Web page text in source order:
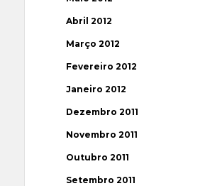
Abril 2012
Março 2012
Fevereiro 2012
Janeiro 2012
Dezembro 2011
Novembro 2011
Outubro 2011
Setembro 2011